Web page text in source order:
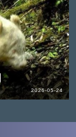
2026-05-24